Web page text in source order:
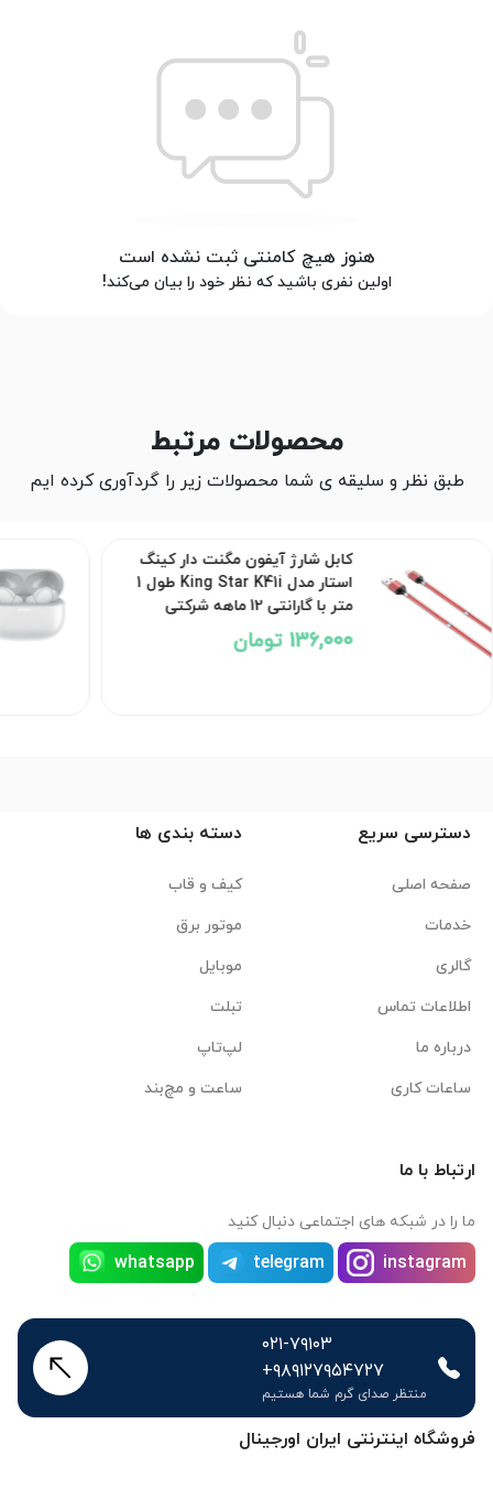
هنوز هیچ کامنتی ثبت نشده است
اولین نفری باشید که نظر خود را بیان می‌کند!
محصولات مرتبط
طبق نظر و سلیقه ی شما محصولات زیر را گردآوری کرده ایم
کابل شارژ آیفون مگنت دار کینگ
استار مدل King Star K41i طول 1
متر با گارانتی 12 ماهه شرکتی
136,000 تومان
فروشگاه اینترنتی ایران اورجینال
دسترسی سریع
صفحه اصلی
خدمات
گالری
اطلاعات تماس
درباره ما
ساعات کاری
دسته بندی ها
کیف و قاب
موتور برق
موبایل
تبلت
لپ‌تاپ
ساعت و مچ‌بند
ارتباط با ما
ما را در شبکه های اجتماعی دنبال کنید
instagram
telegram
whatsapp
۰۲۱-۷۹۱۰۳
+۹۸۹۱۲۷۹۵۴۷۲۷
منتظر صدای گرم شما هستیم